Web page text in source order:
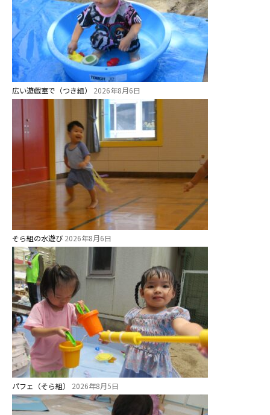
広い遊戯室で（つき組） 2026年8月6日
そら組の水遊び 2026年8月6日
パフェ（そら組） 2026年8月5日